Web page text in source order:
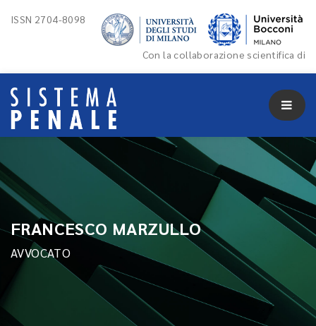
ISSN 2704-8098
Con la collaborazione scientifica di
FRANCESCO MARZULLO
AVVOCATO